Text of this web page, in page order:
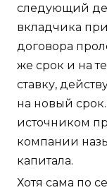
следующий
вкладчика
договора
же срок и на
ставку,
на новый
источником
компании
капитала.
Хотя сама по